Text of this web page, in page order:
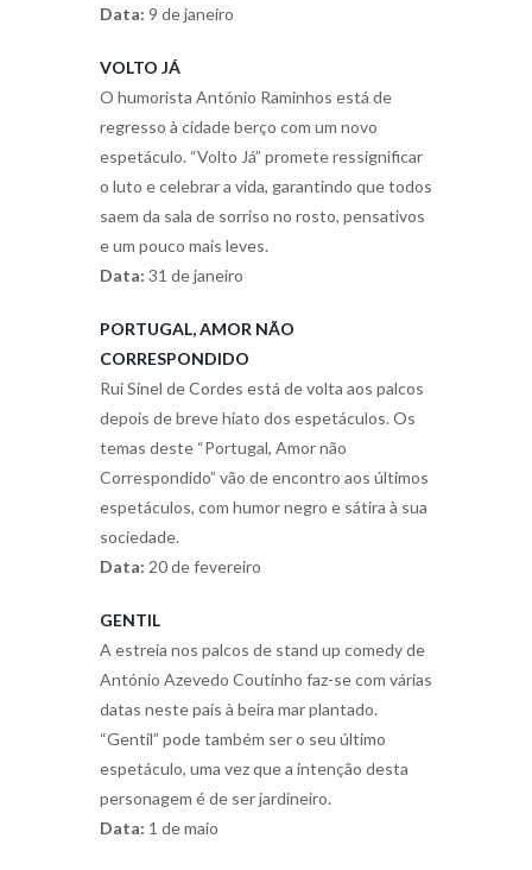
Data: 9 de janeiro
VOLTO JÁ
O humorista António Raminhos está de
regresso à cidade berço com um novo
espetáculo. “Volto Já” promete ressignificar
o luto e celebrar a vida, garantindo que todos
saem da sala de sorriso no rosto, pensativos
e um pouco mais leves.
Data: 31 de janeiro
PORTUGAL, AMOR NÃO
CORRESPONDIDO
Rui Sinel de Cordes está de volta aos palcos
depois de breve hiato dos espetáculos. Os
temas deste “Portugal, Amor não
Correspondido” vão de encontro aos últimos
espetáculos, com humor negro e sátira à sua
sociedade.
Data: 20 de fevereiro
GENTIL
A estreia nos palcos de stand up comedy de
António Azevedo Coutinho faz-se com várias
datas neste país à beira mar plantado.
“Gentil” pode também ser o seu último
espetáculo, uma vez que a intenção desta
personagem é de ser jardineiro.
Data: 1 de maio